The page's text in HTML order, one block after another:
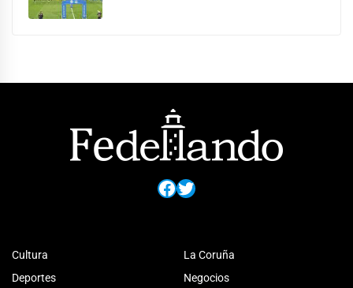
Facebook
Twitter
Cultura
Deportes
La Coruña
Negocios